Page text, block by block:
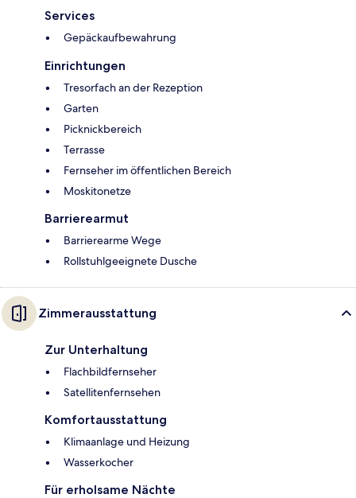
Services
Gepäckaufbewahrung
Einrichtungen
Tresorfach an der Rezeption
Garten
Picknickbereich
Terrasse
Fernseher im öffentlichen Bereich
Moskitonetze
Barrierearmut
Barrierearme Wege
Rollstuhlgeeignete Dusche
Zimmerausstattung
Zur Unterhaltung
Flachbildfernseher
Satellitenfernsehen
Komfortausstattung
Klimaanlage und Heizung
Wasserkocher
Für erholsame Nächte